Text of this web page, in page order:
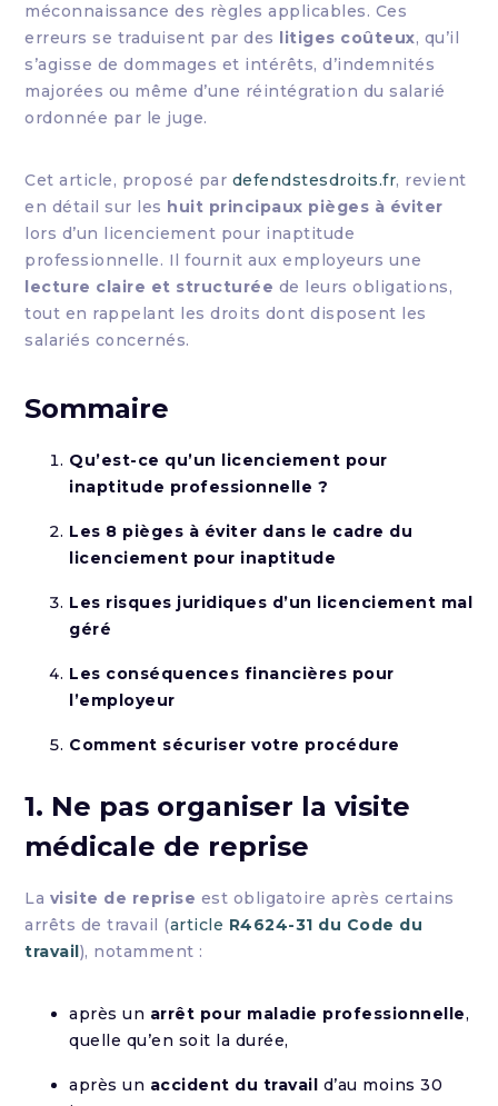
méconnaissance des règles applicables. Ces
erreurs se traduisent par des litiges coûteux, qu’il
s’agisse de dommages et intérêts, d’indemnités
majorées ou même d’une réintégration du salarié
ordonnée par le juge.
Cet article, proposé par defendstesdroits.fr, revient
en détail sur les huit principaux pièges à éviter
lors d’un licenciement pour inaptitude
professionnelle. Il fournit aux employeurs une
lecture claire et structurée de leurs obligations,
tout en rappelant les droits dont disposent les
salariés concernés.
Sommaire
Qu’est-ce qu’un licenciement pour
inaptitude professionnelle ?
Les 8 pièges à éviter dans le cadre du
licenciement pour inaptitude
Les risques juridiques d’un licenciement mal
géré
Les conséquences financières pour
l’employeur
Comment sécuriser votre procédure
1. Ne pas organiser la visite
médicale de reprise
La visite de reprise est obligatoire après certains
arrêts de travail (article R4624-31 du Code du
travail), notamment :
après un arrêt pour maladie professionnelle,
quelle qu’en soit la durée,
après un accident du travail d’au moins 30